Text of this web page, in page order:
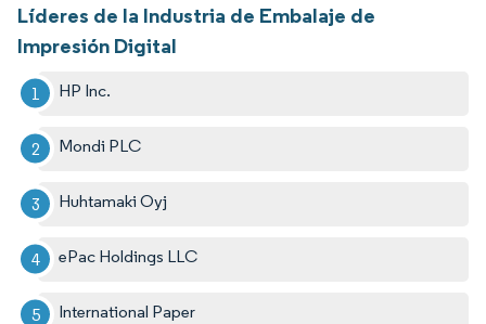
Líderes de la Industria de Embalaje de
Impresión Digital
HP Inc.
Mondi PLC
Huhtamaki Oyj
ePac Holdings LLC
International Paper